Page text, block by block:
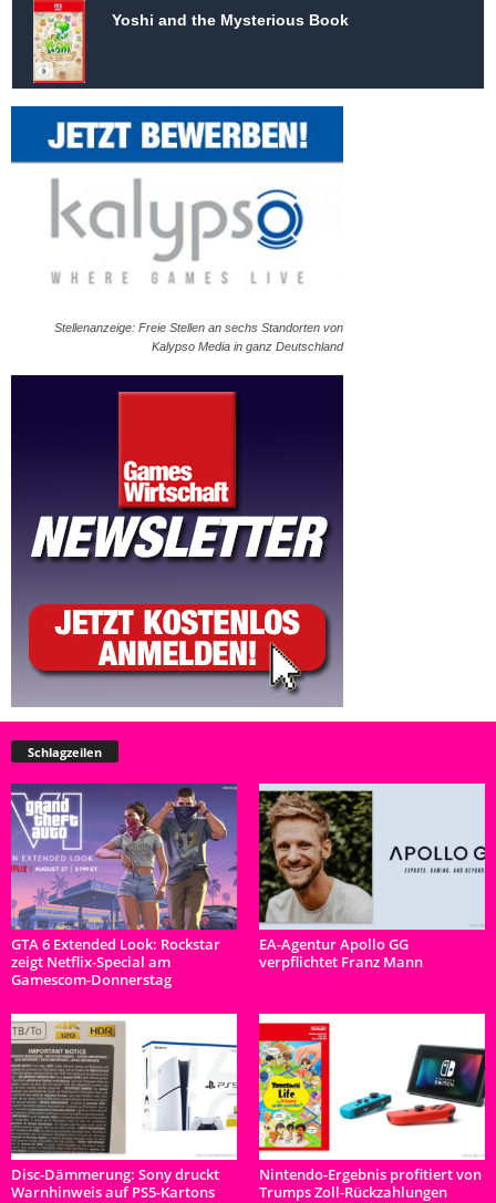
Yoshi and the Mysterious Book
Stellenanzeige: Freie Stellen an sechs Standorten von
Kalypso Media in ganz Deutschland
Schlagzeilen
GTA 6 Extended Look: Rockstar
zeigt Netflix-Special am
Gamescom-Donnerstag
EA-Agentur Apollo GG
verpflichtet Franz Mann
Disc-Dämmerung: Sony druckt
Warnhinweis auf PS5-Kartons
Nintendo-Ergebnis profitiert von
Trumps Zoll-Rückzahlungen